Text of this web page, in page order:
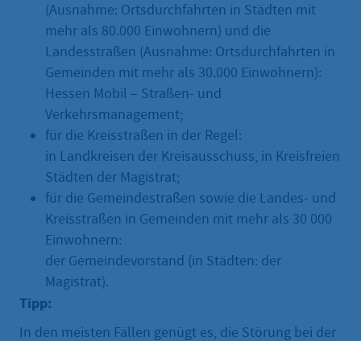
(Ausnahme: Ortsdurchfahrten in Städten mit
mehr als 80.000 Einwohnern) und die
Landesstraßen (Ausnahme: Ortsdurchfahrten in
Gemeinden mit mehr als 30.000 Einwohnern):
Hessen Mobil – Straßen- und
Verkehrsmanagement;
für die Kreisstraßen in der Regel:
in Landkreisen der Kreisausschuss, in Kreisfreien
Städten der Magistrat;
für die Gemeindestraßen sowie die Landes- und
Kreisstraßen in Gemeinden mit mehr als 30 000
Einwohnern:
der Gemeindevorstand (in Städten: der
Magistrat).
Tipp:
In den meisten Fällen genügt es, die Störung bei der